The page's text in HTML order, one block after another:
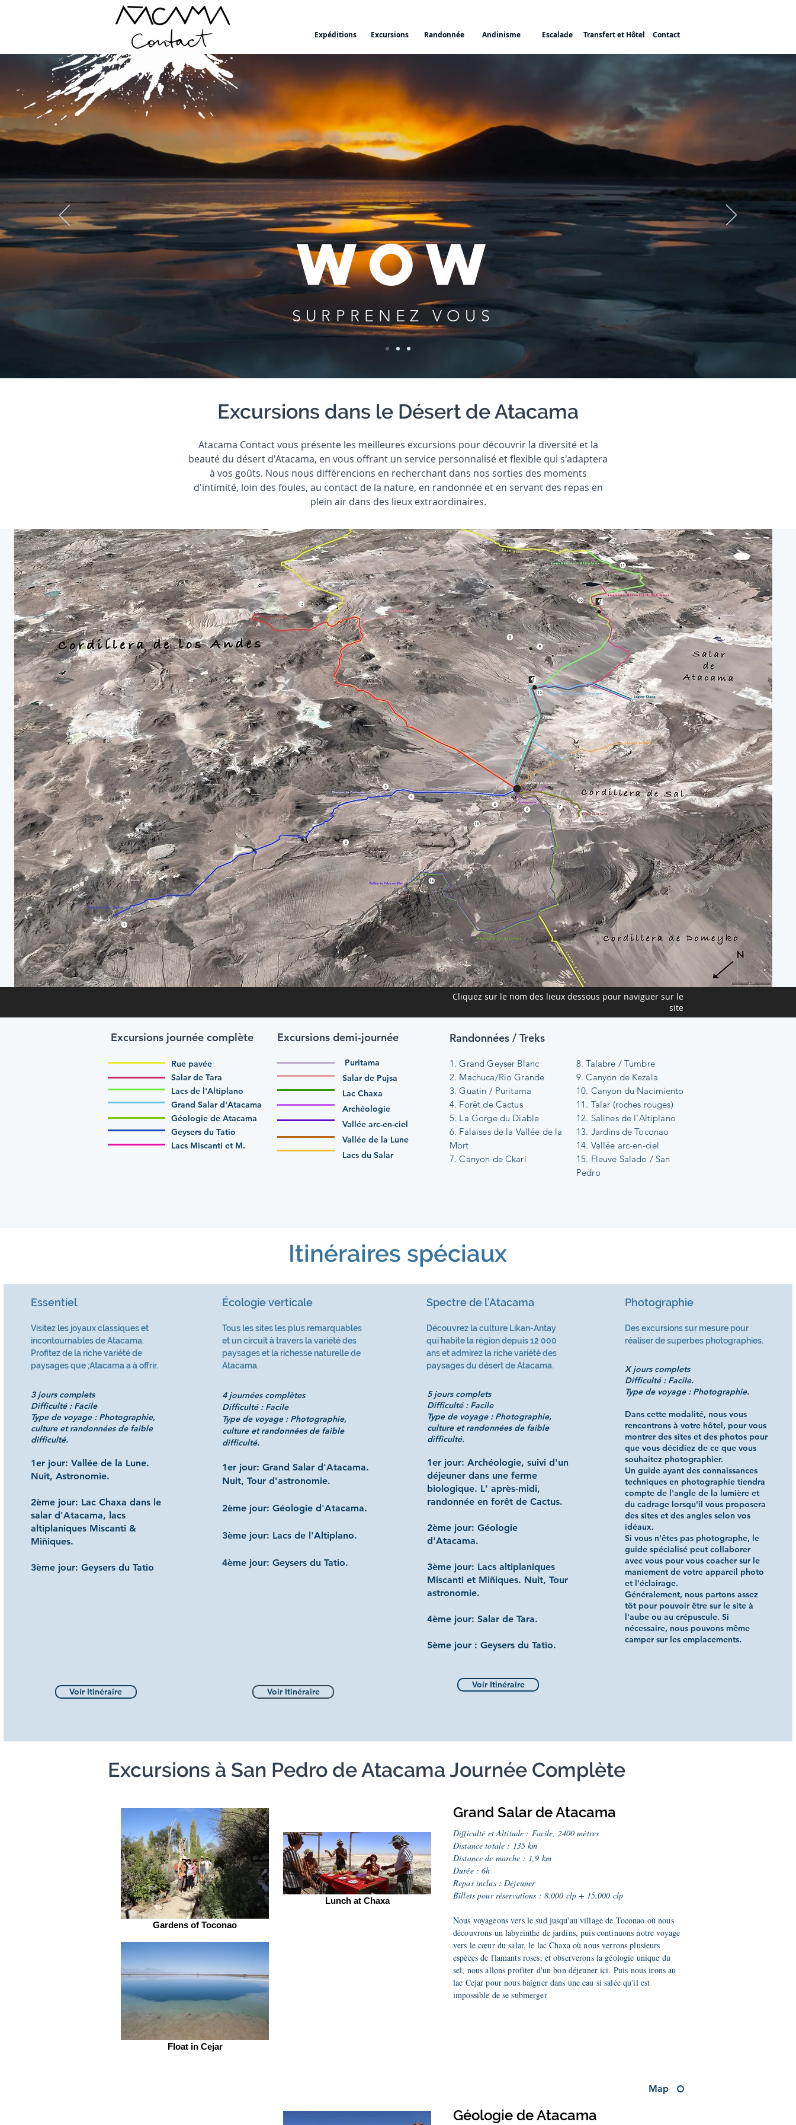
Randonnée
WOW
SURPRENEZ VOUS
Excursions dans le Désert de Atacama
Atacama Contact vous présente les meilleures excursions pour découvrir la diversité et la
beauté du désert d'Atacama, en vous offrant un service personnalisé et flexible qui s'adaptera
à vos goûts. Nous nous différencions en recherchant dans nos sorties des moments
d'intimité, loin des foules, au contact de la nature, en randonnée et en servant des repas en
plein air dans des lieux extraordinaires.
Cliquez sur le nom des lieux dessous pour naviguer sur le
site
Excursions demi-journée
Excursions journée complète
Rue pavée
Salar de Tara
Lacs de l'Altiplano
Grand Salar d'Atacama
Géologie de Atacama
Geysers du Tatio
Lacs Miscanti et M.
Puritama
Salar de Pujsa
Lac Chaxa
Archéologie
Vallée arc-en-ciel
Vallée de la Lune
Lacs du Salar
Randonnées / Treks
1. Grand Geyser Blanc
2. Machuca/Rio Grande
3. Guatin / Puritama
4. Forêt de Cactus
5. La Gorge du Diable
6. Falaises de la Vallée de la
Mort
7. Canyon de Ckari
8. Talabre / Tumbre
9. Canyon de Kezala
10. Canyon du Nacimiento
11. Talar (roches rouges)
12. Salines de l'Altiplano
13. Jardins de Toconao
14. Vallée arc-en-ciel
15. Fleuve Salado / San
Pedro
Itinéraires spéciaux
Essentiel
Visitez les joyaux classiques et
incontournables de Atacama.
Profitez de la riche variété de
paysages que ;Atacama a à offrir.
3 jours complets
Difficulté : Facile
Type de voyage : Photographie,
culture et randonnées de faible
difficulté.
1er jour: Vallée de la Lune.
Nuit, Astronomie.
2ème jour: Lac Chaxa dans le
salar d'Atacama, lacs
altiplaniques Miscanti &
Miñiques.
3ème jour: Geysers du Tatio
Voir Itinéraire
Écologie verticale
Tous les sites les plus remarquables
et un circuit à travers la variété des
paysages et la richesse naturelle de
Atacama.
4 journées complètes
Difficulté : Facile
Type de voyage : Photographie,
culture et randonnées de faible
difficulté.
1er jour: Grand Salar d'Atacama.
Nuit, Tour d'astronomie.
2ème jour: Géologie d'Atacama.
3ème jour: Lacs de l'Altiplano.
4ème jour: Geysers du Tatio.
Voir Itinéraire
Spectre de l'Atacama
Découvrez la culture Likan-Antay
qui habite la région depuis 12 000
ans et admirez la riche variété des
paysages du désert de Atacama.
5 jours complets
Difficulté : Facile
Type de voyage : Photographie,
culture et randonnées de faible
difficulté.
1er jour: Archéologie, suivi d'un
déjeuner dans une ferme
biologique. L' après-midi,
randonnée en forêt de Cactus.
2ème jour: Géologie
d'Atacama.
3ème jour: Lacs altiplaniques
Miscanti et Miñiques. Nuit, Tour
astronomie.
4ème jour: Salar de Tara.
5ème jour : Geysers du Tatio.
Voir Itinéraire
Photographie
Des excursions sur mesure pour
réaliser de superbes photographies.
X jours complets
Difficulté : Facile.
Type de voyage : Photographie.
Dans cette modalité, nous vous
rencontrons à votre hôtel, pour vous
montrer des sites et des photos pour
que vous décidiez de ce que vous
souhaitez photographier.
Un guide ayant des connaissances
techniques en photographie tiendra
compte de l'angle de la lumière et
du cadrage lorsqu'il vous proposera
des sites et des angles selon vos
idéaux.
Si vous n'êtes pas photographe, le
guide spécialisé peut collaborer
avec vous pour vous coacher sur le
maniement de votre appareil photo
et l'éclairage.
Généralement, nous partons assez
tôt pour pouvoir être sur le site à
l'aube ou au crépuscule. Si
nécessaire, nous pouvons même
camper sur les emplacements.
Excursions à San Pedro de Atacama Journée Complète
Gardens of Toconao
Lunch at Chaxa
Float in Cejar
Grand Salar de Atacama
Difficulté et Altitude : Facile, 2400 mètres
Distance totale : 135 km
Distance de marche : 1,9 km
Durée : 6h
Repas inclus : Déjeuner
Billets pour réservations : 8.000 clp + 15.000 clp
Nous voyageons vers le sud jusqu'au village de Toconao où nous
découvrons un labyrinthe de jardins, puis continuons notre voyage
vers le cœur du salar, le lac Chaxa où nous verrons plusieurs
espèces de flamants roses, et observerons la géologie unique du
sel, nous allons profiter d'un bon déjeuner ici. Puis nous irons au
lac Cejar pour nous baigner dans une eau si salée qu'il est
impossible de se submerger
Map
Géologie de Atacama
Excursions
Expéditions Andinisme Escalade Transfert et Hôtel Contact